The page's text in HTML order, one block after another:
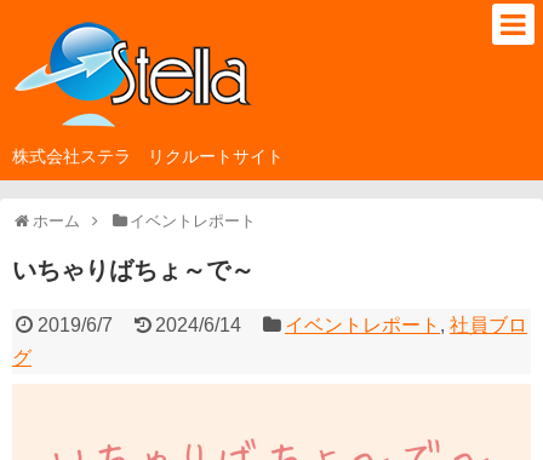
株式会社ステラ リクルートサイト
ホーム イベントレポート
いちゃりばちょ～で～
2019/6/7 2024/6/14 イベントレポート ,社員ブロ
グ